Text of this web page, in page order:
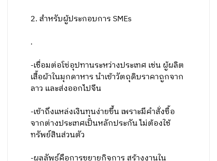
2. สำหรับผู้ประกอบการ SMEs
.
-เชื่อมต่อโซ่อุปทานระหว่างประเทศ เช่น ผู้ผลิต
เสื้อผ้าในมุกดาหาร นำเข้าวัตถุดิบราคาถูกจาก
ลาว และส่งออกไปจีน
-เข้าถึงแหล่งเงินทุนง่ายขึ้น เพราะมีคำสั่งซื้อ
จากต่างประเทศเป็นหลักประกัน ไม่ต้องใช้
ทรัพย์สินส่วนตัว
-ผลลัพธ์คือการขยายกิจการ สร้างงานใน